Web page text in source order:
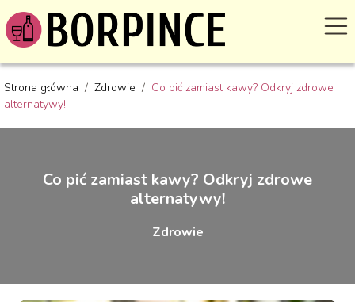
Strona główna / Zdrowie / Co pić zamiast kawy? Odkryj zdrowe
alternatywy!
Co pić zamiast kawy? Odkryj zdrowe
alternatywy!
Zdrowie